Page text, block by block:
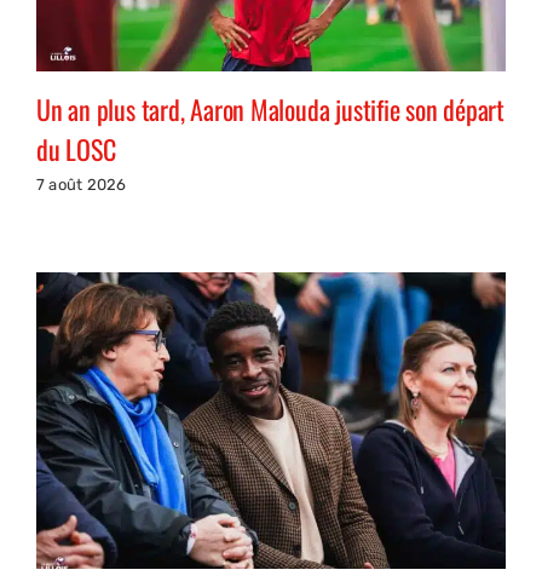
Un an plus tard, Aaron Malouda justifie son départ
du LOSC
7 août 2026